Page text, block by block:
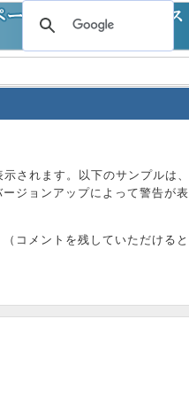
されます。以下のサンプルは、
ジョンアップによって警告が表
コメントを残していただけると